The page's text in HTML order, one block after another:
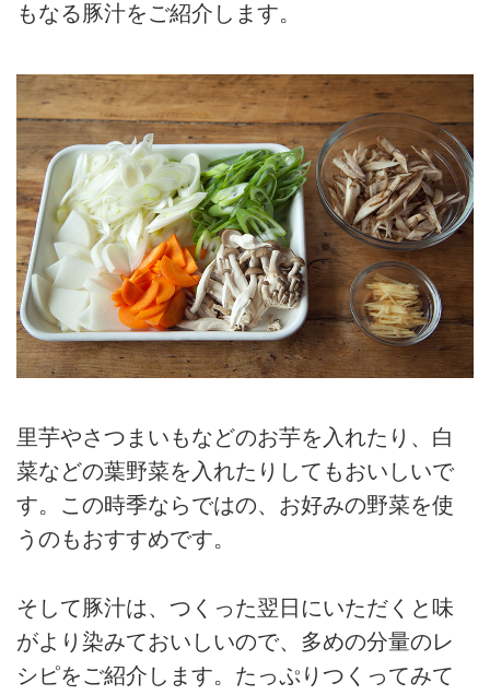
もなる豚汁をご紹介します。
里芋やさつまいもなどのお芋を入れたり、白
菜などの葉野菜を入れたりしてもおいしいで
す。この時季ならではの、お好みの野菜を使
うのもおすすめです。
そして豚汁は、つくった翌日にいただくと味
がより染みておいしいので、多めの分量のレ
シピをご紹介します。たっぷりつくってみて